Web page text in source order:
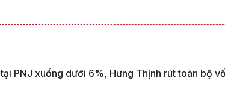
PNJ xuống dưới 6%, Hưng Thịnh rút toàn bộ